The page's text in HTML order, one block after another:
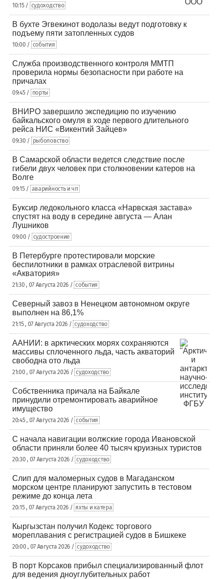
10:15 / судоходство
В бухте Эгвекинот водолазы ведут подготовку к
подъему пяти затопленных судов
10:00 / события
Служба производственного контроля ММТП
проверила нормы безопасности при работе на
причалах
09:45 / порты
ВНИРО завершило экспедицию по изучению
байкальского омуля в ходе первого длительного
рейса НИС «Викентий Зайцев»
09:30 / рыболовство
В Самарской области ведется следствие после
гибели двух человек при столкновении катеров на
Волге
09:15 / аварийность и чп
Буксир ледокольного класса «Нарвская застава»
спустят на воду в середине августа — Алан
Лушников
09:00 / судостроение
В Петербурге протестировали морские
беспилотники в рамках отраслевой витрины
«Акватория»
21:30 , 07 Августа 2026 / события
Северный завоз в Ненецком автономном округе
выполнен на 86,1%
21:15 , 07 Августа 2026 / судоходство
ААНИИ: в арктических морях сохраняются
массивы сплоченного льда, часть акваторий
свободна ото льда
21:00 , 07 Августа 2026 / судоходство
Собственника причала на Байкале
принудили отремонтировать аварийное
имущество
20:45 , 07 Августа 2026 / события
С начала навигации волжские города Ивановской
области приняли более 40 тысяч круизных туристов
20:30 , 07 Августа 2026 / судоходство
Слип для маломерных судов в Магаданском
морском центре планируют запустить в тестовом
режиме до конца лета
20:15 , 07 Августа 2026 / яхты и катера
Кыргызстан получил Кодекс торгового
мореплавания с регистрацией судов в Бишкеке
20:00 , 07 Августа 2026 / судоходство
В порт Корсаков прибыл специализированный флот
для ведения дноуглубительных работ